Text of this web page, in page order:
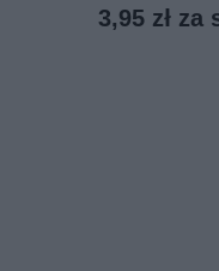
3,95 zł za